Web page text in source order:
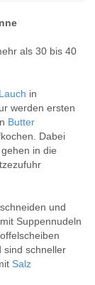
als 30 bis 40
Lauch in
werden ersten
Butter
Dabei
in die
und
Suppennudeln
sind schneller
Salz